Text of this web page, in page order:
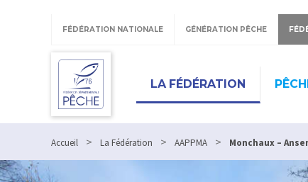
FÉDÉRATION NATIONALE GÉNÉRATION PÊCHE
LA FÉDÉRATION
Accueil > La Fédération > AAPPMA > Monchaux –